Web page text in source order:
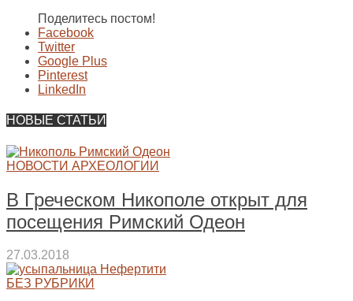
Поделитесь постом!
Facebook
Twitter
Google Plus
Pinterest
LinkedIn
НОВЫЕ СТАТЬИ
НОВОСТИ АРХЕОЛОГИИ
В Греческом Никополе открыт для
посещения Римский Одеон
27.03.2018
БЕЗ РУБРИКИ